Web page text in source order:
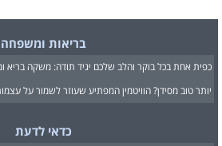
בריאות ומשפחה
כפית אחת בכל בוקר והלב שלכם יגיד תודה: משקה בריא
יותר טוב מסידן? הוויטמין המפתיע שעוזר לשמור על
כדאי לדעת